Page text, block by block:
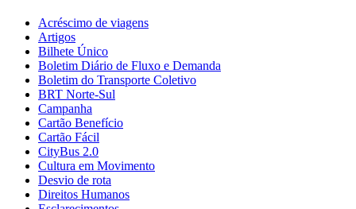
Acréscimo de viagens
Artigos
Bilhete Único
Boletim Diário de Fluxo e Demanda
Boletim do Transporte Coletivo
BRT Norte-Sul
Campanha
Cartão Benefício
Cartão Fácil
CityBus 2.0
Cultura em Movimento
Desvio de rota
Direitos Humanos